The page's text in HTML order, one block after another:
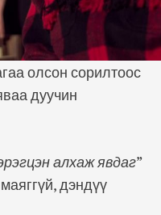
олсон сорилтоос
дуучин
алхаж явдаг”
дэндүү